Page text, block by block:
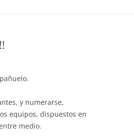
y numerarse,
equipos, dispuestos en
medio.
Diari de la Fundació
Xarxes socials